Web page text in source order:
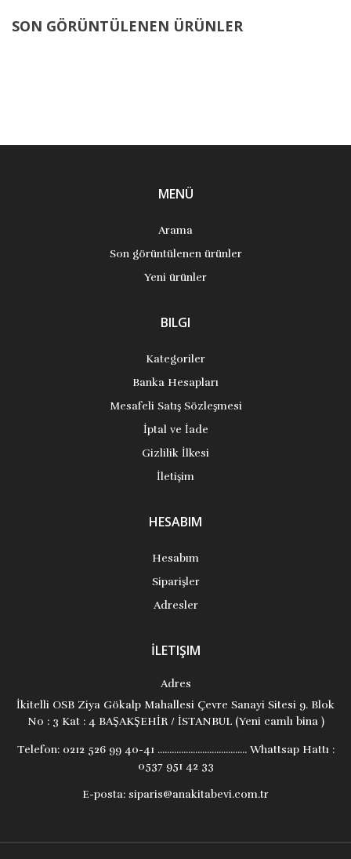
SON GÖRÜNTÜLENEN ÜRÜNLER
MENÜ
Arama
Son görüntülenen ürünler
Yeni ürünler
BILGI
Kategoriler
Banka Hesapları
Mesafeli Satış Sözleşmesi
İptal ve İade
Gizlilik İlkesi
İletişim
HESABIM
Hesabım
Siparişler
Adresler
İLETIŞIM
Adres
İkitelli OSB Ziya Gökalp Mahallesi Çevre Sanayi Sitesi 9. Blok
No : 3 Kat : 4 BAŞAKŞEHİR / İSTANBUL (Yeni camlı bina )
Telefon:0212 526 99 40-41 ...................................... Whattsap Hattı :
0537 951 42 33
E-posta: siparis@anakitabevi.com.tr